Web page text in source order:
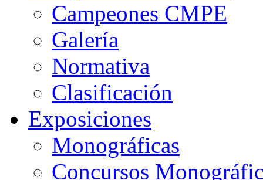
Campeones CMPE
Galería
Normativa
Clasificación
Exposiciones
Monográficas
Concursos